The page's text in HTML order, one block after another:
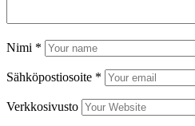
Nimi *
Sähköpostiosoite *
Verkkosivusto